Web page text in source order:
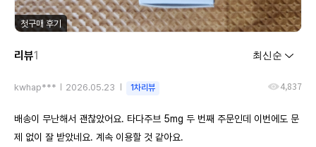
첫구매 후기
리뷰1
kwhap*** 2026.05.23 1차리뷰 4,837
배송이 무난해서 괜찮았어요. 타다주브 5mg 두 번째 주문인데 이번에도 문
제 없이 잘 받았네요. 계속 이용할 것 같아요.